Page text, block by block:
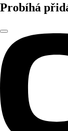
Probíhá